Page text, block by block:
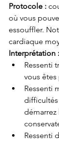
Protocole :
où vous
essouffler.
cardiaque
Interprétation :
Ressenti
vous êtes
Ressenti
démarrez
Ressenti